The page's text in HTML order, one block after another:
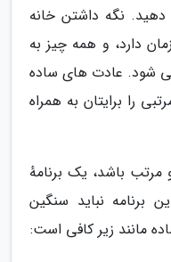
نگه داشتن خانه
دارد، و همه چیز به
شود. عادت های ساده
را برایتان به همراه
مرتب باشد، یک برنامهٔ
برنامه نباید سنگین
مانند زیر کافی است: